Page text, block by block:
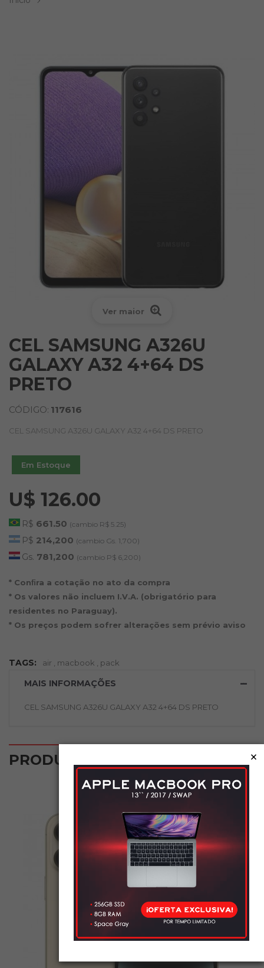
Ver maior
CEL SAMSUNG A326U
GALAXY A32 4+64 DS
PRETO
CÓDIGO: 117616
CEL SAMSUNG A326U GALAXY A32 4+64 DS PRETO
Em Estoque
U$ 126.00
R$ 661.50 (cambio R$ 5.25)
P$ 214,200 (cambio Gs. 1,700)
Gs. 781,200 (cambio P$ 6,200)
* Conﬁra a cotação no ato da compra
* Os valores não incluem I.V.A. (obrigatório para
residentes no Paraguay).
* Os preços podem sofrer alterações sem prévio aviso
TAGS: air , macbook , pack
MAIS INFORMAÇÕES
CEL SAMSUNG A326U GALAXY A32 4+64 DS PRETO
PRODUTOS RELACIONADOS
NOVO
×